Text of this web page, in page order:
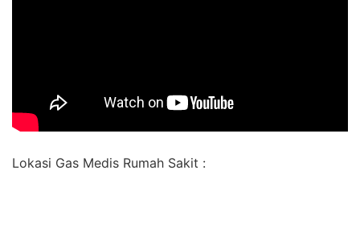
Lokasi Gas Medis Rumah Sakit :